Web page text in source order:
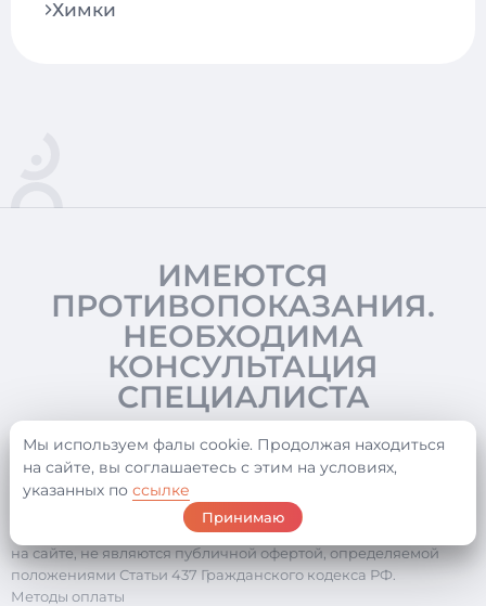
Химки
Мы используем фалы cookie. Продолжая находиться
на сайте, вы соглашаетесь с этим на условиях,
указанных по ссылке
Принимаю
ИМЕЮТСЯ
ПРОТИВОПОКАЗАНИЯ.
НЕОБХОДИМА
КОНСУЛЬТАЦИЯ
СПЕЦИАЛИСТА
©2026 ООО «Статус»
Обращаем ваше внимание на то, что данный интернет-сайт
носит исключительно информационный характер и ни при
каких условиях информационные материалы, размещенные
на сайте, не являются публичной офертой, определяемой
положениями Статьи 437 Гражданского кодекса РФ.
Методы оплаты